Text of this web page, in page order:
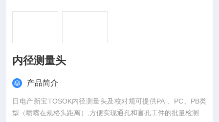
内径测量头
产品简介
日电产新宝TOSOK内径测量头及校对规可提供PA 、PC、PB类
型（喷嘴在规格头距离）,方便实现通孔和盲孔工件的批量检测.